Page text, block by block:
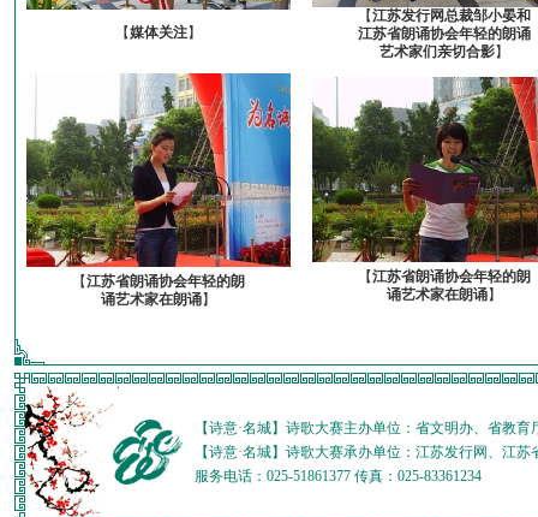
【媒体关注】
【江苏发行网总裁邹小晏和
江苏省朗诵协会年轻的朗诵
艺术家们亲切合影】
【江苏省朗诵协会年轻的朗
诵艺术家在朗诵】
【江苏省朗诵协会年轻的朗
诵艺术家在朗诵】
【诗意·名城】诗歌大赛主办单位：省文明办、省教
【诗意·名城】诗歌大赛承办单位：江苏发行网、江
服务电话：025-51861377 传真：025-83361234